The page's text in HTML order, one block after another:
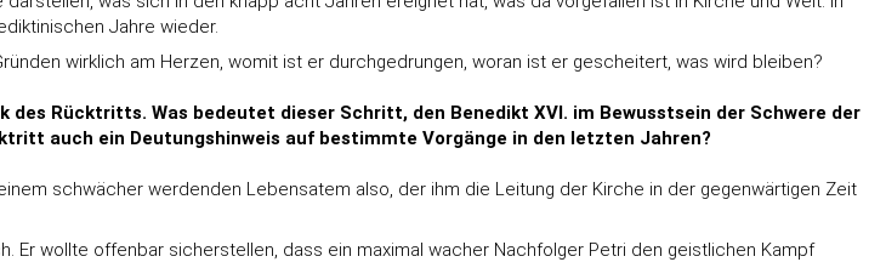
Jahre wieder.
wirklich am Herzen, womit ist er durchgedrungen, woran ist er gescheitert, was wird bleiben?
Rücktritts. Was bedeutet dieser Schritt, den Benedikt XVI. im Bewusstsein der Schwere der
auch ein Deutungshinweis auf bestimmte Vorgänge in den letzten Jahren?
schwächer werdenden Lebensatem also, der ihm die Leitung der Kirche in der gegenwärtigen Zeit
Er wollte offenbar sicherstellen, dass ein maximal wacher Nachfolger Petri den geistlichen Kampf